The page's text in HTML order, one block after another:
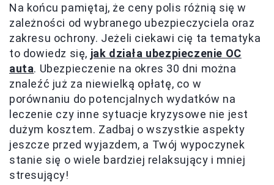
Na końcu pamiętaj, że ceny polis różnią się w
zależności od wybranego ubezpieczyciela oraz
zakresu ochrony. Jeżeli ciekawi cię ta tematyka
to dowiedz się, jak działa ubezpieczenie OC
auta. Ubezpieczenie na okres 30 dni można
znaleźć już za niewielką opłatę, co w
porównaniu do potencjalnych wydatków na
leczenie czy inne sytuacje kryzysowe nie jest
dużym kosztem. Zadbaj o wszystkie aspekty
jeszcze przed wyjazdem, a Twój wypoczynek
stanie się o wiele bardziej relaksujący i mniej
stresujący!